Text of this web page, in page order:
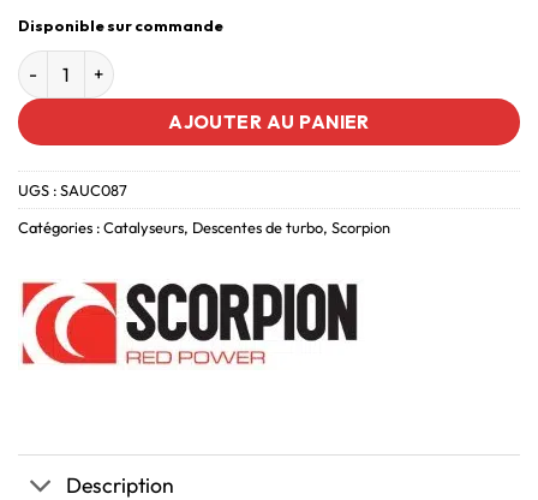
Disponible sur commande
AJOUTER AU PANIER
UGS :SAUC087
Catégories :Catalyseurs, Descentes de turbo, Scorpion
Description